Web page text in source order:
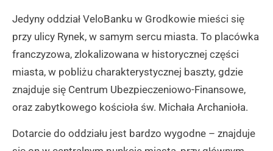
Jedyny oddział VeloBanku w Grodkowie mieści się
przy ulicy Rynek, w samym sercu miasta. To placówka
franczyzowa, zlokalizowana w historycznej części
miasta, w pobliżu charakterystycznej baszty, gdzie
znajduje się Centrum Ubezpieczeniowo-Finansowe,
oraz zabytkowego kościoła św. Michała Archanioła.
Dotarcie do oddziału jest bardzo wygodne – znajduje